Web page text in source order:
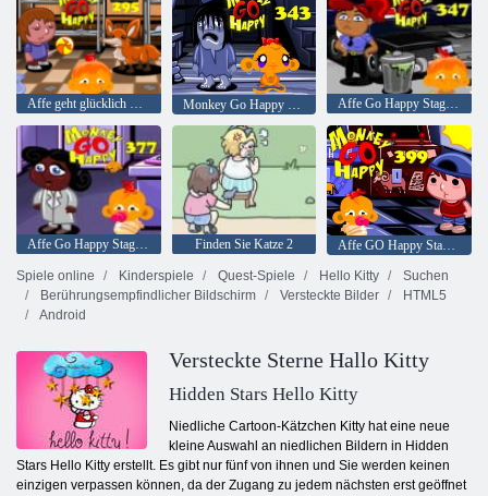
Affe geht glücklich Stufe 295 Monkey Go Happy Stage 343, Affe Go Happy Stage 347
Affe Go Happy Stage 377 Finden Sie Katze 2
Affe GO Happy Stage 399
Spiele online
Kinderspiele Quest-Spiele Hello Kitty
Suchen
Berührungsempfindlicher Bildschirm
Versteckte Bilder
HTML5
Android
Versteckte Sterne Hallo Kitty
Hidden Stars Hello Kitty
Niedliche Cartoon-Kätzchen Kitty hat eine neue
kleine Auswahl an niedlichen Bildern in Hidden
Stars Hello Kitty erstellt. Es gibt nur fünf von ihnen und Sie werden keinen
einzigen verpassen können, da der Zugang zu jedem nächsten erst geöffnet